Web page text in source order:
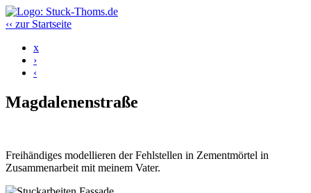
‹‹ zur Startseite
x
›
‹
Magdalenenstraße
Freihändiges modellieren der Fehlstellen in Zementmörtel in
Zusammenarbeit mit meinem Vater.